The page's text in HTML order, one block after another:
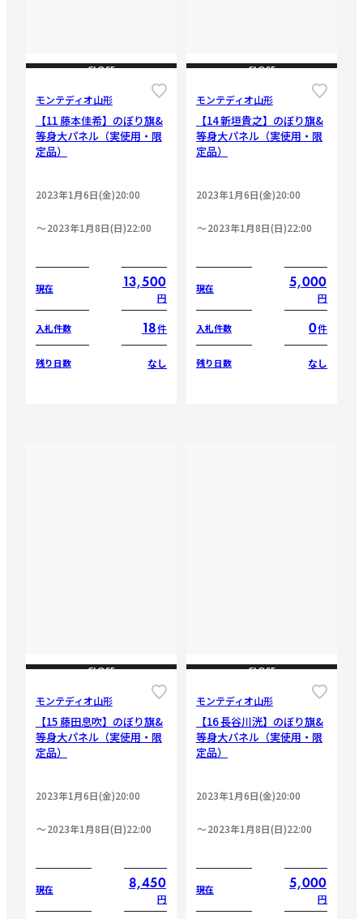
CLOSE
モンテディオ山形
【11 藤本佳希】のぼり旗&
等身大パネル（実使用・限
定品）
2023年1月6日(金)20:00
2023年1月8日(日)22:00
現在 13,500
円
入札件数 18件
残り日数 なし
CLOSE
モンテディオ山形
【14 新垣貴之】のぼり旗&
等身大パネル（実使用・限
定品）
2023年1月6日(金)20:00
2023年1月8日(日)22:00
現在 5,000
円
入札件数 0件
残り日数 なし
CLOSE
モンテディオ山形
【15 藤田息吹】のぼり旗&
等身大パネル（実使用・限
定品）
2023年1月6日(金)20:00
2023年1月8日(日)22:00
現在 8,450
円
CLOSE
モンテディオ山形
【16 長谷川洸】のぼり旗&
等身大パネル（実使用・限
定品）
2023年1月6日(金)20:00
2023年1月8日(日)22:00
現在 5,000
円